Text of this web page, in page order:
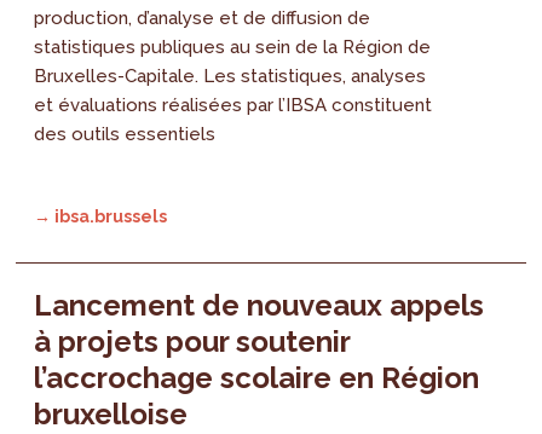
production, d’analyse et de diffusion de
statistiques publiques au sein de la Région de
Bruxelles-Capitale. Les statistiques, analyses
et évaluations réalisées par l’IBSA constituent
des outils essentiels
→ ibsa.brussels
Lancement de nouveaux appels
à projets pour soutenir
l’accrochage scolaire en Région
bruxelloise